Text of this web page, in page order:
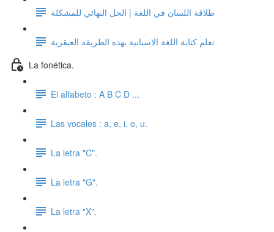
طلاقة اللسان في اللغة | الحل النهائي للمشكلة
تعلم كتابة اللغة الاسبانية بهده الطريقة العبقرية
La fonética.
El alfabeto : A B C D ...
Las vocales : a, e, i, o, u.
La letra "C".
La letra "G".
La letra "X".